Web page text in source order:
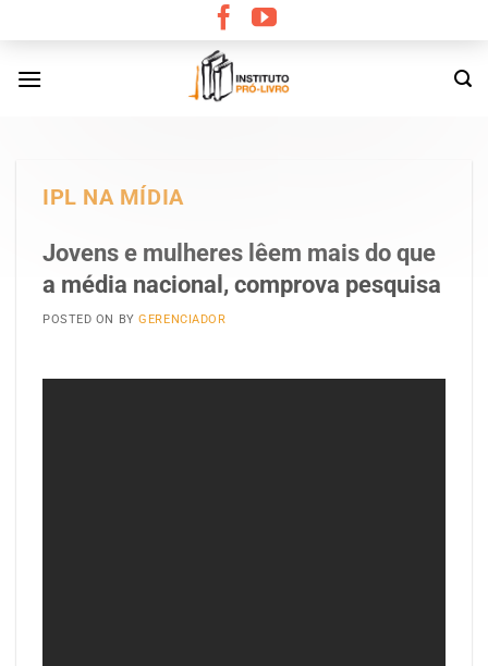
content
IPL NA MÍDIA
Jovens e mulheres lêem mais do que
a média nacional, comprova pesquisa
POSTED ON BYGERENCIADOR